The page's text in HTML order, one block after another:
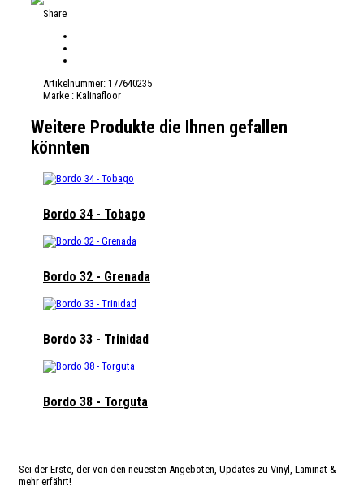
Share
Artikelnummer: 177640235
Marke : Kalinafloor
Weitere Produkte die Ihnen gefallen
könnten
Bordo 34 - Tobago
Bordo 32 - Grenada
Bordo 33 - Trinidad
Bordo 38 - Torguta
Sei der Erste, der von den neuesten Angeboten, Updates zu Vinyl, Laminat &
mehr erfährt!